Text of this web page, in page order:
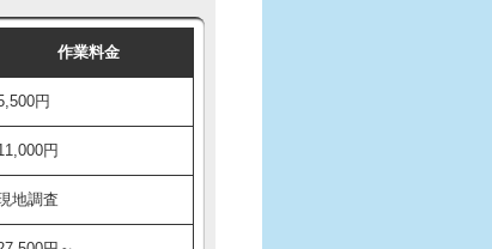
作業料金
円
円
地調査